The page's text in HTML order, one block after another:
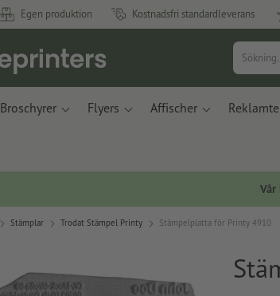
Egen produktion Kostnadsfri standardleverans
Broschyrer Flyers Affischer
Vår
Stämplar Trodat Stämpel Printy Stämpelplatta för Printy 4910